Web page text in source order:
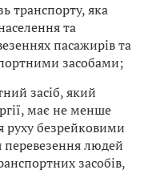
транспорту, яка
та
пасажирів та
засобами;
засіб, який
має не менше
руху безрейковими
перевезення людей
засобів,